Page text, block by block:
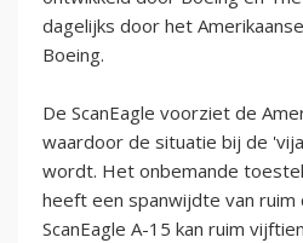
dagelijks door het
Boeing.
De ScanEagle voorziet de
waardoor de situatie bij de
wordt. Het onbemande
heeft een spanwijdte van ruim
ScanEagle A-15 kan ruim